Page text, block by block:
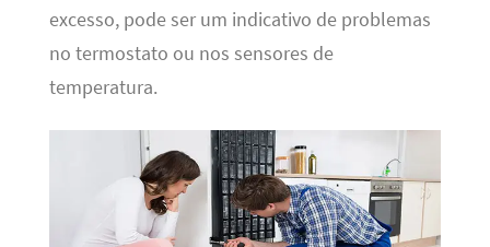
excesso, pode ser um indicativo de problemas
no termostato ou nos sensores de
temperatura.